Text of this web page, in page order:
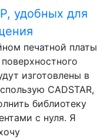
удобных для
печатной платы
изготовлены в
CADSTAR,
библиотеку
с нуля. Я